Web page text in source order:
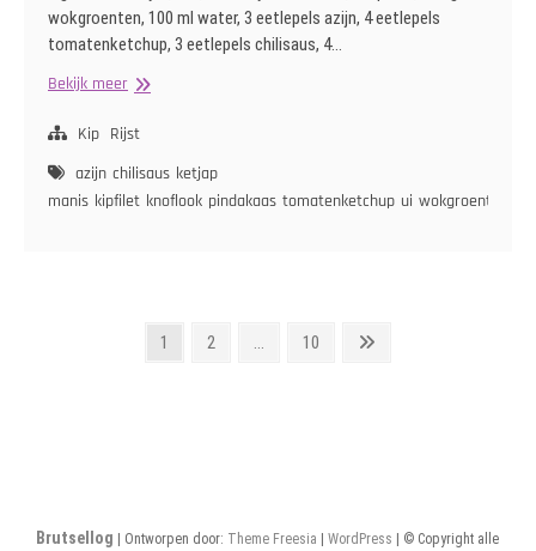
wokgroenten, 100 ml water, 3 eetlepels azijn, 4 eetlepels
tomatenketchup, 3 eetlepels chilisaus, 4…
Bekijk meerRijst
Indische
Kip Rijst
azijn chilisaus ketjap
manis kipfilet knoflook pindakaas tomatenketchup ui wokgroenten
Pagina
1 Pagina
2 … Pagina
10
Brutsellog | Ontworpen door: Theme Freesia |WordPress | © Copyright alle